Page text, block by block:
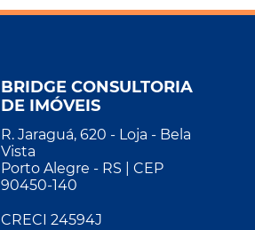
BRIDGE CONSULTORIA
DE IMÓVEIS
R. Jaraguá, 620 - Loja - Bela
Vista
Porto Alegre - RS | CEP
90450-140
CRECI 24594J